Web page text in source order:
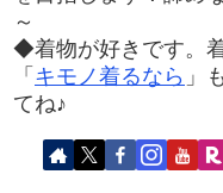
～
◆着物が好きです。
「 キモノ着るなら 」
てね♪